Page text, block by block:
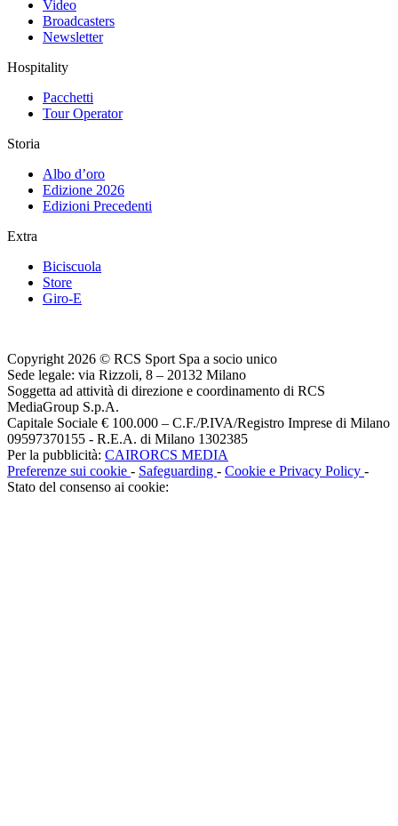
Video
Broadcasters
Newsletter
Hospitality
Pacchetti
Tour Operator
Storia
Albo d’oro
Edizione 2026
Edizioni Precedenti
Extra
Biciscuola
Store
Giro-E
Copyright 2026 © RCS Sport Spa a socio unico
Sede legale: via Rizzoli, 8 – 20132 Milano
Soggetta ad attività di direzione e coordinamento di RCS
MediaGroup S.p.A.
Capitale Sociale € 100.000 – C.F./P.IVA/Registro Imprese di Milano
09597370155 - R.E.A. di Milano 1302385
Per la pubblicità: CAIRORCS MEDIA
Preferenze sui cookie - Safeguarding - Cookie e Privacy Policy -
Stato del consenso ai cookie: